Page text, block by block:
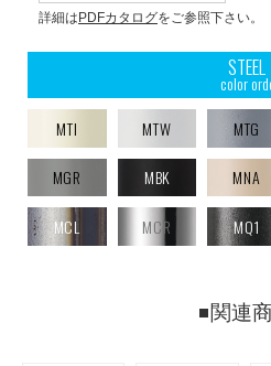
詳細は PDFカタログをご参照下さい。
STEEL
color
MTI
MTW MTG
MGR MBK MNA
MCL MCR MQ1
関連